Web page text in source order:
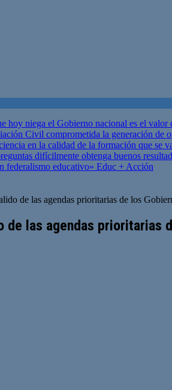
hoy niega el Gobierno nacional es el
Civil comprometida la generación de
en la calidad de la formación que se
difícilmente obtenga buenos
federalismo educativo» Educ + Acción
de las agendas prioritarias de los
las agendas prioritarias